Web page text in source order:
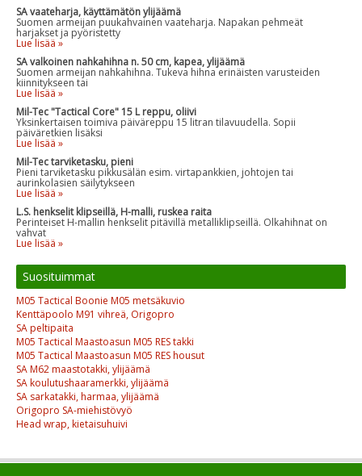
SA vaateharja, käyttämätön ylijäämä
Suomen armeijan puukahvainen vaateharja. Napakan pehmeät
harjakset ja pyöristetty
Lue lisää »
SA valkoinen nahkahihna n. 50 cm, kapea, ylijäämä
Suomen armeijan nahkahihna. Tukeva hihna erinäisten varusteiden
kiinnitykseen tai
Lue lisää »
Mil-Tec "Tactical Core" 15 L reppu, oliivi
Yksinkertaisen toimiva päiväreppu 15 litran tilavuudella. Sopii
päiväretkien lisäksi
Lue lisää »
Mil-Tec tarviketasku, pieni
Pieni tarviketasku pikkusälän esim. virtapankkien, johtojen tai
aurinkolasien säilytykseen
Lue lisää »
L.S. henkselit klipseillä, H-malli, ruskea raita
Perinteiset H-mallin henkselit pitävillä metalliklipseillä. Olkahihnat on
vahvat
Lue lisää »
Suosituimmat
M05 Tactical Boonie M05 metsäkuvio
Kenttäpoolo M91 vihreä, Origopro
SA peltipaita
M05 Tactical Maastoasun M05 RES takki
M05 Tactical Maastoasun M05 RES housut
SA M62 maastotakki, ylijäämä
SA koulutushaaramerkki, ylijäämä
SA sarkatakki, harmaa, ylijäämä
Origopro SA-miehistövyö
Head wrap, kietaisuhuivi